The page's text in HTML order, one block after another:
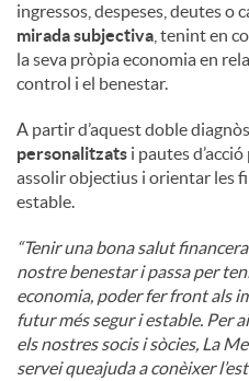
ingressos, despeses, deutes o
mirada subjectiva , tenint en
la seva pròpia economia en
control i el benestar.
A partir d’aquest doble
personalitzats i pautes
assolir objectius i orientar les
estable.
“Tenir una bona salut
nostre benestar i passa per
economia, poder fer front als
futur més segur i estable. Per
els nostres socis i sòcies, La
servei queajuda a conèixer